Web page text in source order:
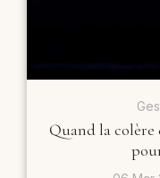
Quand la